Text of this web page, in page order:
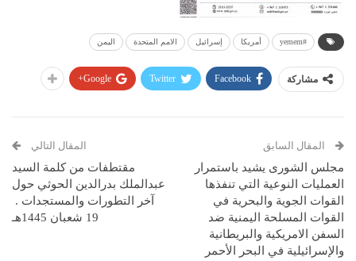
#yemem أمريكا إسرائيل الامم المتحدة اليمن
مشاركة Facebook
Twitter
Google+
المقال السابق
مجلس الشورى يشيد باستمرار
العمليات النوعية التي تنفذها
القوات الجوية والبحرية في
القوات المسلحة اليمنية ضد
السفن الامريكية والبريطانية
والإسرائيلية في البحر الأحمر
المقال التالي
مقتطفات من كلمة السيد
عبدالملك بدرالدين الحوثي حول
آخر التطورات والمستجدات .
19 شعبان 1445هـ